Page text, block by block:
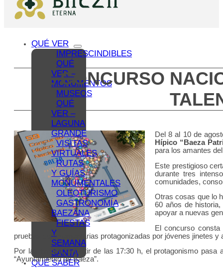
QUÉ VER
IMPRESCINDIBLES
QUÉ
VER –
MONUMENTOS
MUSEOS
QUÉ
VER –
LAGUNA
GRANDE
VISITAS
VIRTUALES
RUTAS
Y GUÍAS
MONUMENTALES
OLEOTURISMO
GASTRONOMÍA
BAEZANA
FIESTAS
Y
SEMANA
SANTA
QUÉ SABER
EL CONCURSO
Del 8 al 10 de
Hípico “Baeza
para los amantes
Este prestigioso
durante tres
comunidades,
Otras cosas que lo
60 años de
apoyar a nuevas
El concurso
pruebas complementarias protagonizadas por jóvenes jinetes y
Por las
tardes, a partir de las 17:30 h, el protagonismo pasa
“Ayuntamiento de Baeza”.